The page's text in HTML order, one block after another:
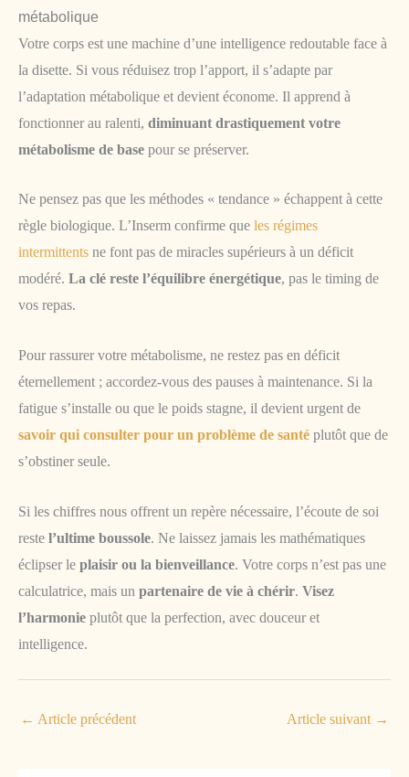
métabolique
Votre corps est une machine d’une intelligence redoutable face à
la disette. Si vous réduisez trop l’apport, il s’adapte par
l’adaptation métabolique et devient économe. Il apprend à
fonctionner au ralenti, diminuant drastiquement votre
métabolisme de base pour se préserver.
Ne pensez pas que les méthodes « tendance » échappent à cette
règle biologique. L’Inserm confirme que les régimes
intermittents ne font pas de miracles supérieurs à un déficit
modéré. La clé reste l’équilibre énergétique, pas le timing de
vos repas.
Pour rassurer votre métabolisme, ne restez pas en déficit
éternellement ; accordez-vous des pauses à maintenance. Si la
fatigue s’installe ou que le poids stagne, il devient urgent de
savoir qui consulter pour un problème de santé plutôt que de
s’obstiner seule.
Si les chiffres nous offrent un repère nécessaire, l’écoute de soi
reste l’ultime boussole. Ne laissez jamais les mathématiques
éclipser le plaisir ou la bienveillance. Votre corps n’est pas une
calculatrice, mais un partenaire de vie à chérir. Visez
l’harmonie plutôt que la perfection, avec douceur et
intelligence.
← Article précédent Article suivant →